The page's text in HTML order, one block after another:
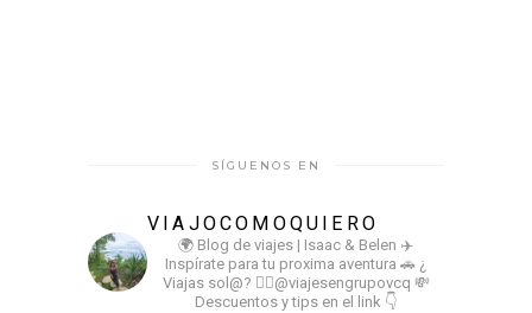
SÍGUENOS EN
VIAJOCOMOQUIERO
🌍 Blog de viajes | Isaac & Belen ✈️
Inspírate para tu proxima aventura 🚗 ¿
Viajas sol@? 👉🏻@viajesengrupovcq 💸
Descuentos y tips en el link 👇